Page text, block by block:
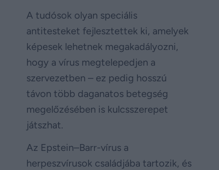
A tudósok olyan speciális
antitesteket fejlesztettek ki, amelyek
képesek lehetnek megakadályozni,
hogy a vírus megtelepedjen a
szervezetben – ez pedig hosszú
távon több daganatos betegség
megelőzésében is kulcsszerepet
játszhat.
Az Epstein–Barr-vírus a
herpeszvírusok családjába tartozik, és